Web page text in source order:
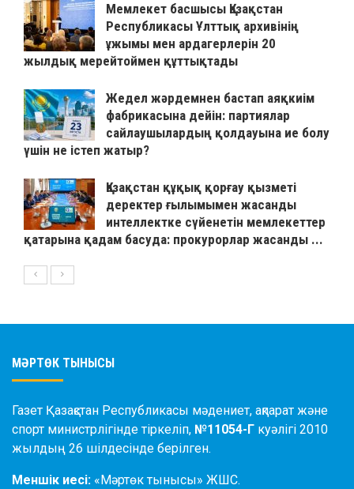
Мемлекет басшысы Қазақстан
Республикасы Ұлттық архивінің
ұжымы мен ардагерлерін 20
жылдық мерейтоймен құттықтады
Жедел жәрдемнен бастап аяқкиім
фабрикасына дейін: партиялар
сайлаушылардың қолдауына ие болу
үшін не істеп жатыр?
Қазақстан құқық қорғау қызметі
деректер ғылымымен жасанды
интеллектке сүйенетін мемлекеттер
қатарына қадам басуда: прокурорлар жасанды ...
МӘРТӨК ТЫНЫСЫ
Газет Қазақстан Республикасы мәдениет, ақпарат және
спорт министрлігінде тіркеліп, №11054-Г куәлігі 2010
жылдың 26 шілдесінде берілген.
Меншік иесі: «Мәртөк тынысы» ЖШС.